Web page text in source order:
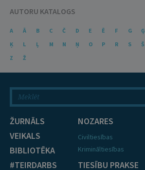
AUTORU KATALOGS
A Ā B C Č D E Ē F G Ģ
Ķ
L Ļ M N Ņ O P R S Š
Z
Ž
ŽURNĀLS
VEIKALS
BIBLIOTĒKA
#TEIRDARBS
NOZARES
Civiltiesības
Krimināltiesības
TIESĪBU PRAKSE